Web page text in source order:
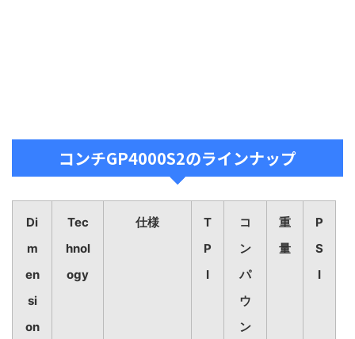
コンチGP4000S2のラインナップ
Di
m
en
si
on
Tec
hnol
ogy
仕様
T
P
I
コ
ン
パ
ウ
ン
重
量
P
S
I